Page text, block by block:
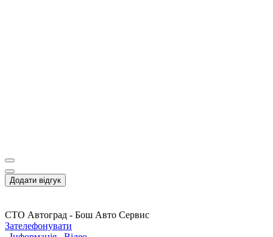
Додати відгук
СТО Автоград - Бош Авто Сервис
Зателефонувати